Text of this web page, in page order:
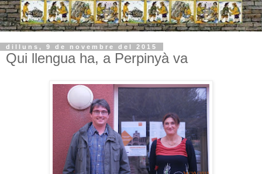
dilluns, 9 de novembre del 2015
Qui llengua ha, a Perpinyà va